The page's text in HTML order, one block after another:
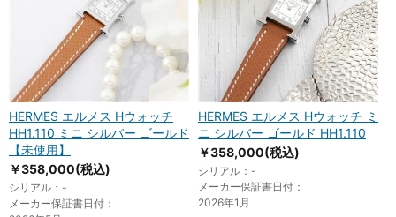
HERMES エルメス Hウォッチ
HH1.110 ミニ シルバー ゴールド
【未使用】
￥358,000(税込)
シリアル：-
メーカー保証書日付：
HERMES エルメス Hウォッチ ミ
ニ シルバー ゴールド HH1.110
￥358,000(税込)
シリアル：-
メーカー保証書日付：
2026年1月